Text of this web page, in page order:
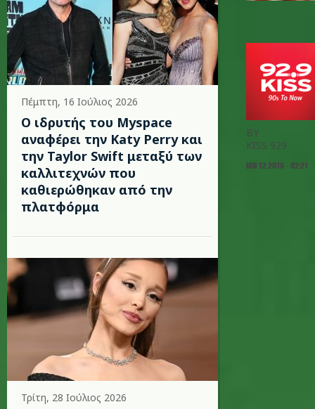
Πέμπτη, 16 Ιούλιος 2026
Ο ιδρυτής του Myspace
αναφέρει την Katy Perry και
την Taylor Swift μεταξύ των
καλλιτεχνών που
καθιερώθηκαν από την
πλατφόρμα
Τρίτη, 28 Ιούλιος 2026
BY
KISS 929
ΙΑΝ 12 2016 - 02:21